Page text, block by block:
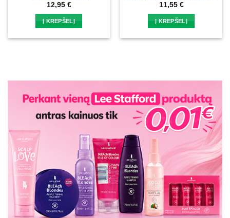
12,95 €
Į KREPŠELĮ
11,55 €
Į KREPŠELĮ